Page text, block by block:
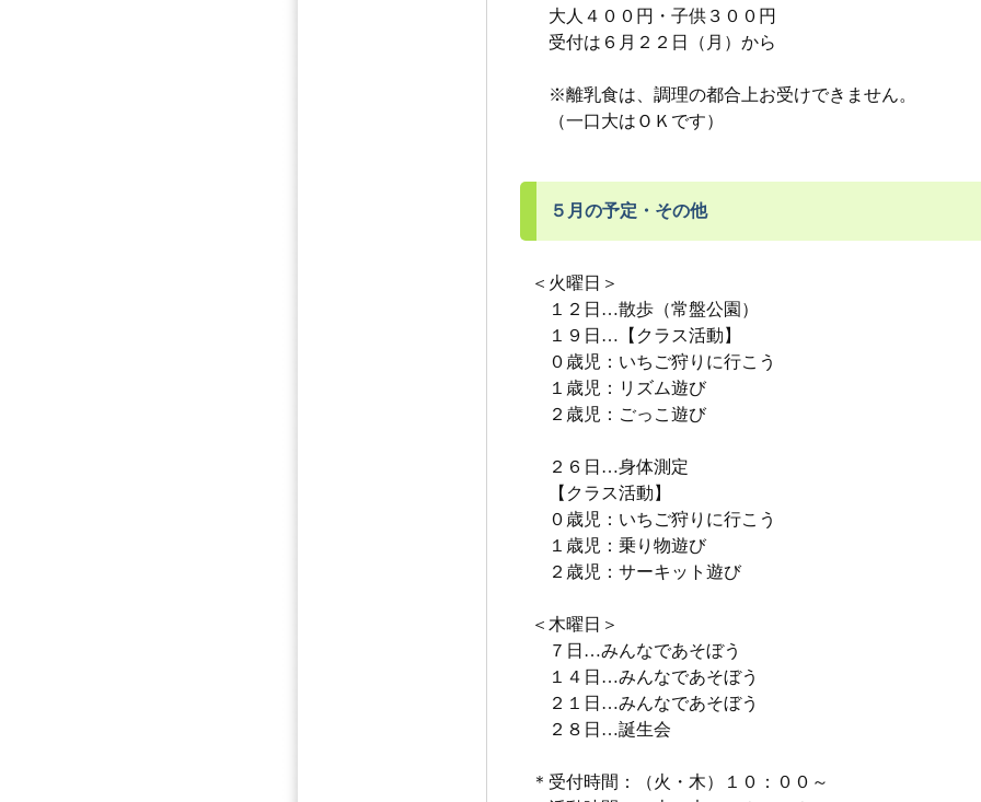
大人４００円・子供３００円
受付は６月２２日（月）から
※離乳食は、調理の都合上お受けできません。
（一口大はＯＫです）
５月の予定・その他
＜火曜日＞
１２日…散歩（常盤公園）
１９日…【クラス活動】
０歳児：いちご狩りに行こう
１歳児：リズム遊び
２歳児：ごっこ遊び
２６日…身体測定
【クラス活動】
０歳児：いちご狩りに行こう
１歳児：乗り物遊び
２歳児：サーキット遊び
＜木曜日＞
７日…みんなであそぼう
１４日…みんなであそぼう
２１日…みんなであそぼう
２８日…誕生会
＊受付時間：（火・木）１０：００～